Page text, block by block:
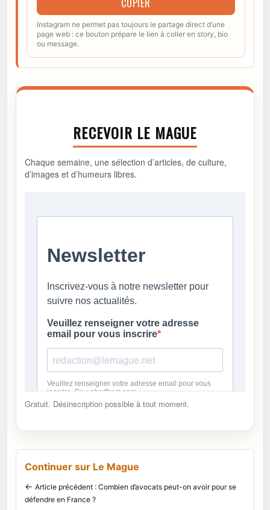
COPIER
Instagram ne permet pas toujours le partage direct d’une
page web : ce bouton prépare le lien à coller en story, bio
ou message.
RECEVOIR LE MAGUE
Chaque semaine, une sélection d’articles, de culture,
d’images et d’humeurs libres.
Gratuit. Désinscription possible à tout moment.
Continuer sur Le Mague
← Article précédent : Combien d’avocats peut-on avoir pour se
défendre en France ?